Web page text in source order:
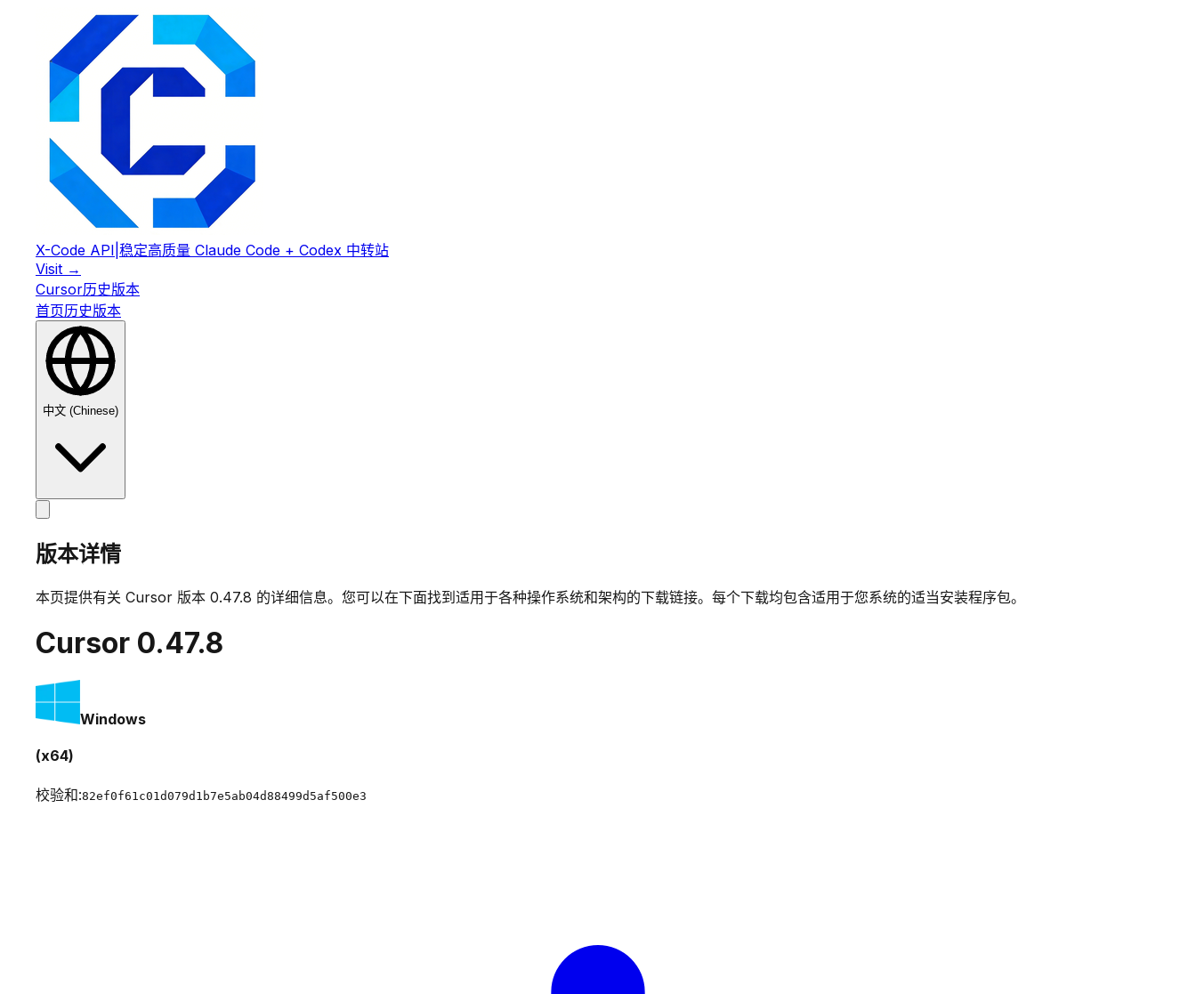
X-Code API 稳定高质量 Claude Code + Codex 中转站
Visit →
Cursor历史版本
首页历史版本
中文 (Chinese)
版本详情
本页提供有关 Cursor 版本 0.47.8 的详细信息。您可以在下面找到适用于各种操作系统和架构的下载链接。每个下载均包含适用于您系统的适当安装程序包。
Cursor 0.47.8
Windows
(x64)
校验和:82ef0f61c01d079d1b7e5ab04d88499d5af500e3